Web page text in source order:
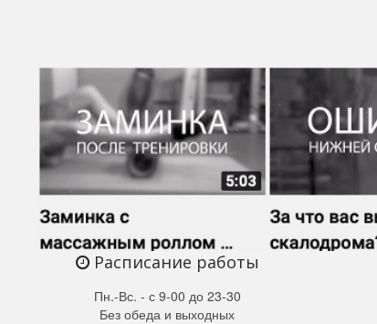
Расписание работы
Пн.-Вс. - с 9-00 до 23-30
Без обеда и выходных